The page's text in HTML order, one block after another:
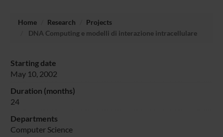
Home Research
Projects
DNA Computing e modelli di interazione intracellulare
Starting date
May 10, 2002
Duration (months)
24
Departments
Computer Science